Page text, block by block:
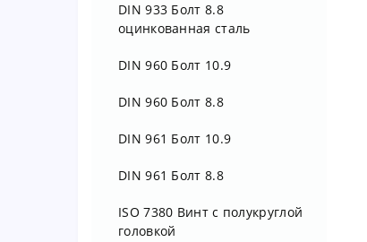
DIN 933 Болт 8.8
оцинкованная сталь
DIN 960 Болт 10.9
DIN 960 Болт 8.8
DIN 961 Болт 10.9
DIN 961 Болт 8.8
ISO 7380 Винт с полукруглой
головкой